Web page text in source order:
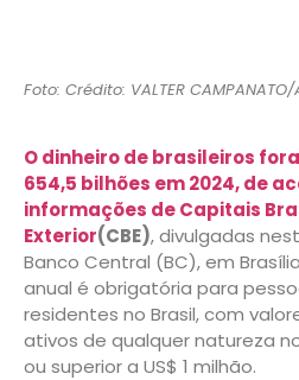
Foto: Crédito: VALTER CAMPANATO/
O dinheiro de brasileiros
654,5 bilhões em 2024, de
informações de Capitais
Exterior(CBE), divulgadas
Banco Central (BC), em
anual é obrigatória para
residentes no Brasil, com
ativos de qualquer natureza
ou superior a US$ 1 milhão.